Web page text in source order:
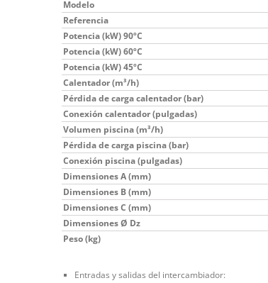
Modelo
Referencia
Potencia (kW) 90ºC
Potencia (kW) 60ºC
Potencia (kW) 45ºC
Calentador (m³/h)
Pérdida de carga calentador (bar)
Conexión calentador (pulgadas)
Volumen piscina (m³/h)
Pérdida de carga piscina (bar)
Conexión piscina (pulgadas)
Dimensiones A (mm)
Dimensiones B (mm)
Dimensiones C (mm)
Dimensiones Ø Dz
Peso (kg)
Entradas y salidas del intercambiador: